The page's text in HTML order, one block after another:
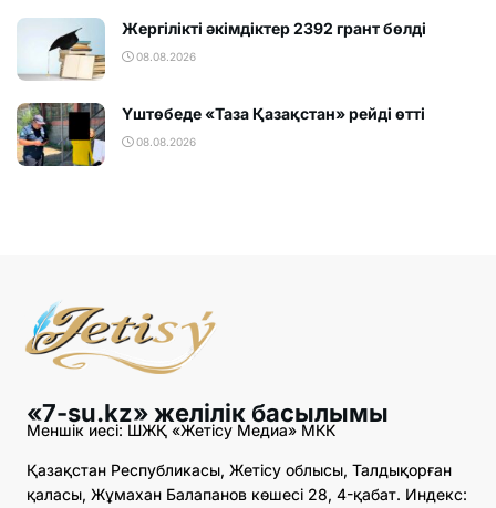
Жергілікті әкімдіктер 2392 грант бөлді
08.08.2026
Үштөбеде «Таза Қазақстан» рейді өтті
08.08.2026
«7-su.kz» желілік басылымы
Меншік иесі: ШЖҚ «Жетісу Медиа» МКК
Қазақстан Республикасы, Жетісу облысы, Талдықорған
қаласы, Жұмахан Балапанов көшесі 28, 4-қабат. Индекс: